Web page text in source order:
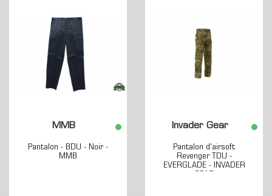
MMB
Pantalon - BDU - Noir -
MMB
Invader Gear
Pantalon d'airsoft
Revenger TDU -
EVERGLADE - INVADER